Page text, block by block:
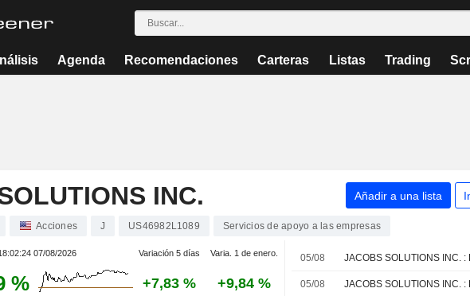
Agenda Recomendaciones Carteras Listas Trading
INC. Añadir a una lista
Acciones J US46982L1089 Servicios de apoyo a las empresas
07/08/2026 Variación 5 días Varia. 1 de enero.
% +7,83 % +9,84 %
05/08
05/08